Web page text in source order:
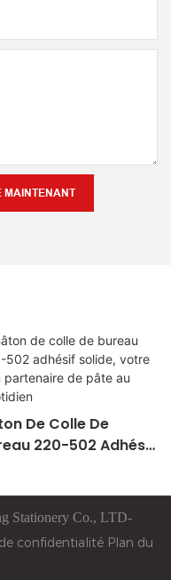
MAINTENANT
De Colle De
220-502 Adhésif
Stationery Co., LTD-
confidentialité Plan du